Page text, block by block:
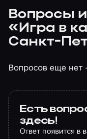
Вопросы
«Игра в
Санкт-
Вопросов еще нет
Есть
здесь!
Ответ появится в